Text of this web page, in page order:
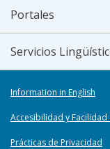
Portales
Servicios
Information in English
Accesibilidad y Facilidad
Prácticas de Privacidad